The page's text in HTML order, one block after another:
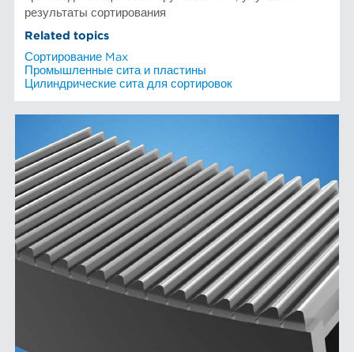
результаты сортирования
Related topics
Сортирование Max
Промышленные сита и пластины
Цилиндрические сита для сортировок